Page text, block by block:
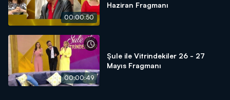
00:00:50
Haziran Fragmanı
00:00:49
Şule ile Vitrindekiler 26 - 27
Mayıs Fragmanı